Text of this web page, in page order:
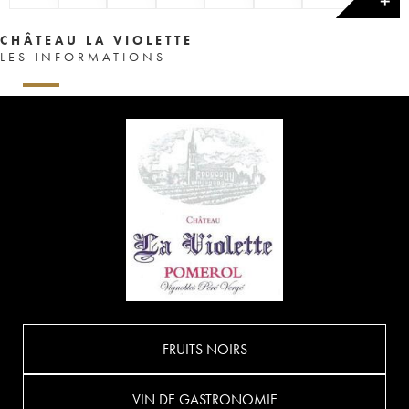
CHÂTEAU LA VIOLETTE
LES INFORMATIONS
FRUITS NOIRS
VIN DE GASTRONOMIE